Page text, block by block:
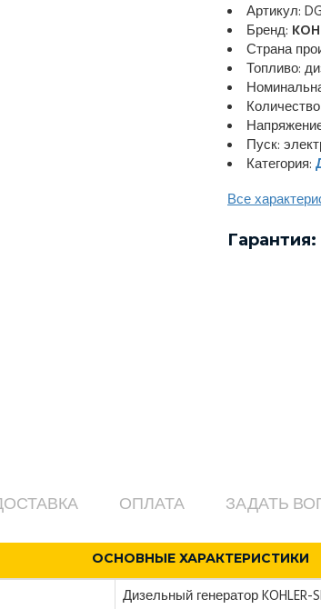
Артикул:
Бренд:
Страна
Топливо:
Пуск:
Категория:
Все
Гарантия:
ОПЛАТА ЗАДАТЬ
ОСНОВНЫЕ ХАРАКТЕРИСТИКИ
Дизельный генератор KOHLER-